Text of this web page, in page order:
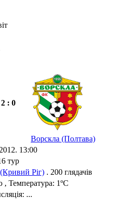
2 : 0
Ворскла (Полтава)
13:00
тур
Ріг). 200 глядачів
Температура: 1ºC
...